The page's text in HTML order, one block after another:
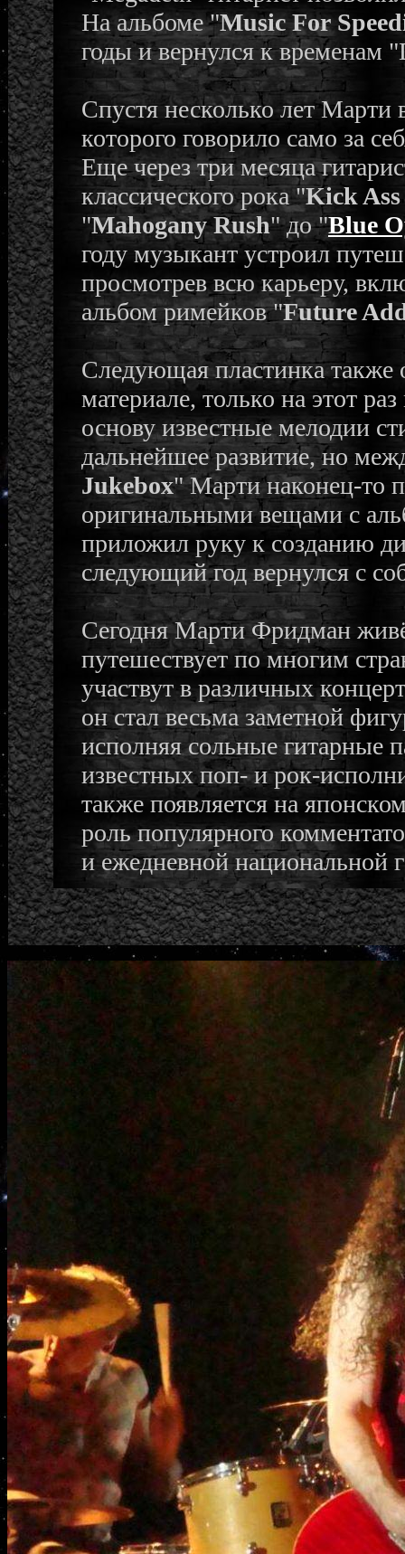
На альбоме "Music For
годы и вернулся к временам
Спустя несколько лет Марти
которого говорило само за
Еще через три месяца
классического рока "Kick
"Mahogany Rush" до "Blue
году музыкант устроил
просмотрев всю карьеру,
альбом римейков "Future
Следующая пластинка также
материале, только на этот
основу известные мелодии
дальнейшее развитие, но
Jukebox" Марти наконец-то
оригинальными вещами с
приложил руку к созданию
следующий год вернулся с
Сегодня Марти Фридман
путешествует по многим
участвут в различных
он стал весьма заметной
исполняя сольные гитарные
известных поп- и рок-
также появляется на
роль популярного
и ежедневной национальной